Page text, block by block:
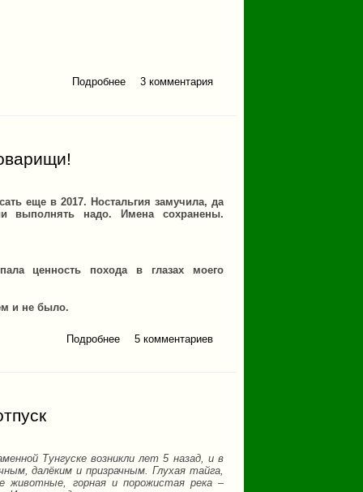
Подробнее о Уй-Таш (Башкирия)
3 комментария
еще в 2017. Ностальгия замучила, да
выполнять надо. Имена сохранены.
ценность похода в глазах моего
и не было.
Подробнее
о Бабушка и навигатор,
5 комментариев
Тунгуске возникли лет 5 назад, и в
далёким и призрачным. Глухая тайга,
животные, горная и порожистая река –